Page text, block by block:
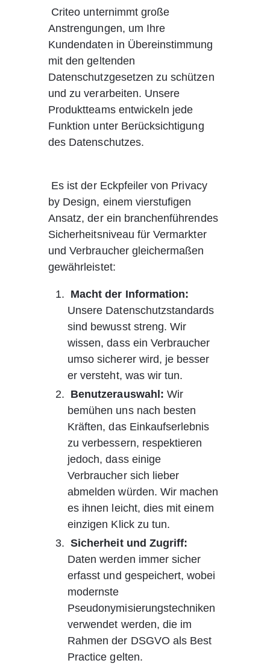
Anstrengungen, um Ihre
Kundendaten in Übereinstimmung
mit den geltenden
Datenschutzgesetzen zu schützen
und zu verarbeiten. Unsere
Produktteams entwickeln jede
Funktion unter Berücksichtigung
des Datenschutzes.
by Design, einem vierstufigen
Ansatz, der ein branchenführendes
Sicherheitsniveau für Vermarkter
und Verbraucher gleichermaßen
gewährleistet:
Macht der Information:
Unsere Datenschutzstandards
sind bewusst streng. Wir
wissen, dass ein Verbraucher
umso sicherer wird, je besser
er versteht, was wir tun.
Benutzerauswahl: Wir
bemühen uns nach besten
Kräften, das Einkaufserlebnis
zu verbessern, respektieren
jedoch, dass einige
Verbraucher sich lieber
abmelden würden. Wir machen
es ihnen leicht, dies mit einem
einzigen Klick zu tun.
Sicherheit und Zugriff:
Daten werden immer sicher
erfasst und gespeichert, wobei
modernste
Pseudonymisierungstechniken
verwendet werden, die im
Rahmen der DSGVO als Best
Practice gelten.